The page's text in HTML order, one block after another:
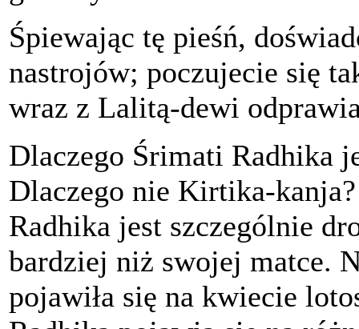
Śpiewając tę pieśń,
nastrojów; poczujecie się
wraz z Lalitą-dewi
Dlaczego Śrimati Radhika
Dlaczego nie Kirtika-
Radhika jest szczególnie
bardziej niż swojej matce.
pojawiła się na kwiecie